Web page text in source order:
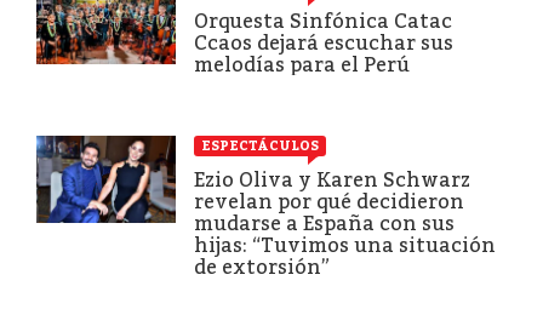
Orquesta Sinfónica Catac
Ccaos dejará escuchar sus
melodías para el Perú
ESPECTÁCULOS
Ezio Oliva y Karen Schwarz
revelan por qué decidieron
mudarse a España con sus
hijas: “Tuvimos una situación
de extorsión”